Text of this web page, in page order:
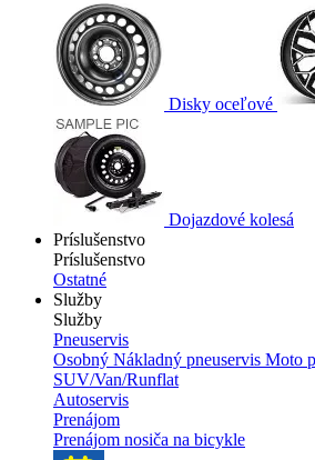
Disky oceľové
Dojazdové kolesá
Príslušenstvo
Príslušenstvo
Ostatné
Služby
Služby
Pneuservis
Osobný Nákladný pneuservis Moto
SUV/Van/Runflat
Autoservis
Prenájom
Prenájom nosiča na bicykle